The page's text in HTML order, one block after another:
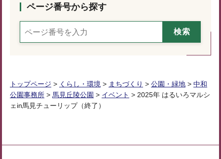
ページ番号から探す
トップページ > くらし・環境 > まちづくり > 公園・緑地 > 中和
公園事務所 > 馬見丘陵公園 > イベント > 2025年 はるいろマルシ
ェin馬見チューリップ（終了）